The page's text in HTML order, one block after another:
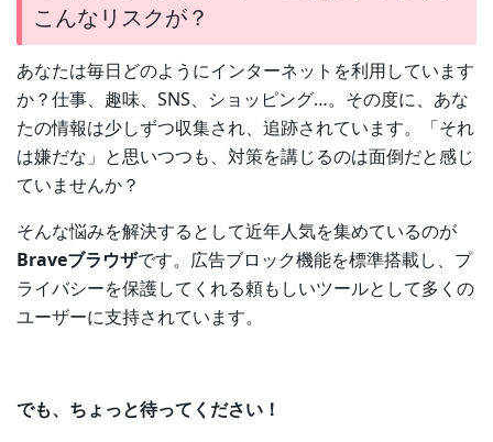
こんなリスクが？
あなたは毎日どのようにインターネットを利用しています
か？仕事、趣味、SNS、ショッピング…。その度に、あな
たの情報は少しずつ収集され、追跡されています。「それ
は嫌だな」と思いつつも、対策を講じるのは面倒だと感じ
ていませんか？
そんな悩みを解決するとして近年人気を集めているのが
Braveブラウザです。広告ブロック機能を標準搭載し、プ
ライバシーを保護してくれる頼もしいツールとして多くの
ユーザーに支持されています。
でも、ちょっと待ってください！